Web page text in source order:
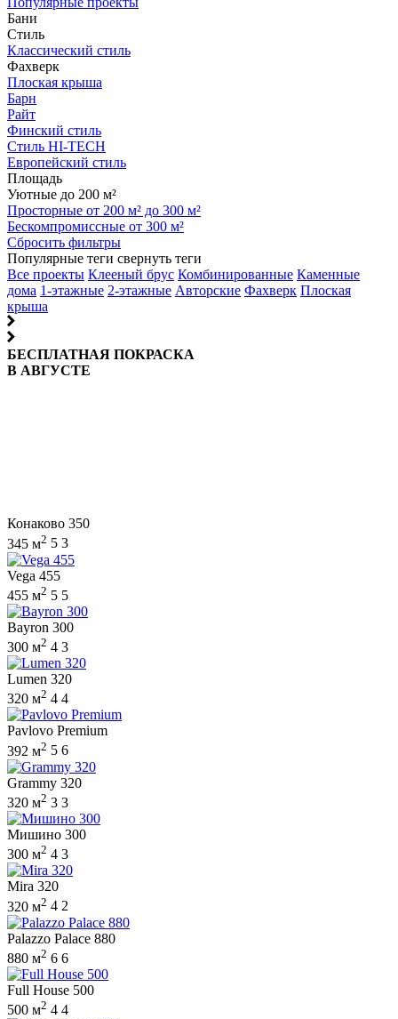
Бани
Стиль
Классический стиль
Фахверк
Плоская крыша
Барн
Райт
Финский стиль
Стиль HI-TECH
Европейский стиль
Площадь
Уютные до 200 м²
Просторные от 200 м² до 300 м²
Бескомпромиссные от 300 м²
Сбросить фильтры
Популярные теги свернуть теги
Все проекты Клееный брус Комбинированные Каменные
дома 1-этажные 2-этажные Авторские Фахверк Плоская
крыша
БЕСПЛАТНАЯ ПОКРАСКА
В АВГУСТЕ
Конаково 350
345 м2 5 3
Vega 455
455 м2 5 5
Bayron 300
300 м2 4 3
Lumen 320
320 м2 4 4
Pavlovo Premium
392 м2 5 6
Grammy 320
320 м2 3 3
Мишино 300
300 м2 4 3
Mira 320
320 м2 4 2
Palazzo Palace 880
880 м2 6 6
Full House 500
500 м2 4 4